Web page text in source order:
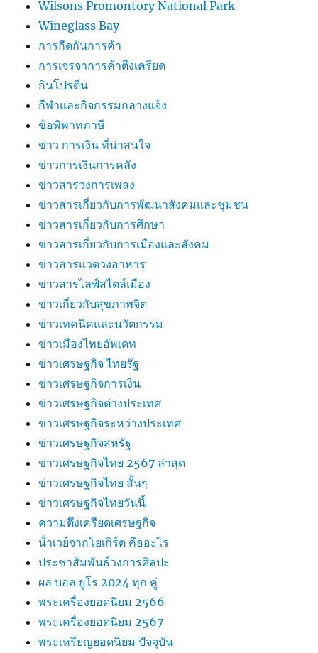
Wilsons Promontory National Park
Wineglass Bay
การกีดกันการค้า
การเจรจาการค้าตึงเครียด
กินโปรตีน
กีฬาและกิจกรรมกลางแจ้ง
ข้อพิพาทภาษี
ข่าว การเงิน ที่น่าสนใจ
ข่าวการเงินการคลัง
ข่าวสารวงการเพลง
ข่าวสารเกี่ยวกับการพัฒนาสังคมและชุมชน
ข่าวสารเกี่ยวกับการศึกษา
ข่าวสารเกี่ยวกับการเมืองและสังคม
ข่าวสารแวดวงอาหาร
ข่าวสารไลฟ์สไตล์เมือง
ข่าวเกี่ยวกับสุขภาพจิต
ข่าวเทคนิคและนวัตกรรม
ข่าวเมืองไทยอัพเดท
ข่าวเศรษฐกิจ ไทยรัฐ
ข่าวเศรษฐกิจการเงิน
ข่าวเศรษฐกิจต่างประเทศ
ข่าวเศรษฐกิจระหว่างประเทศ
ข่าวเศรษฐกิจสหรัฐ
ข่าวเศรษฐกิจไทย 2567 ล่าสุด
ข่าวเศรษฐกิจไทย สั้นๆ
ข่าวเศรษฐกิจไทยวันนี้
ความตึงเครียดเศรษฐกิจ
น้ําเวย์จากโยเกิร์ต คืออะไร
ประชาสัมพันธ์วงการศิลปะ
ผล บอล ยูโร 2024 ทุก คู่
พระเครื่องยอดนิยม 2566
พระเครื่องยอดนิยม 2567
พระเหรียญยอดนิยม ปัจจุบัน